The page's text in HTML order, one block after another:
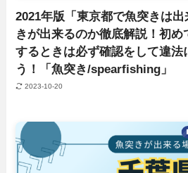
2021年版「東京都で魚突きは
きが出来るのか徹底解説！初め
するときは必ず確認をして違法
う！「魚突き/spearfishing」
2023-10-20